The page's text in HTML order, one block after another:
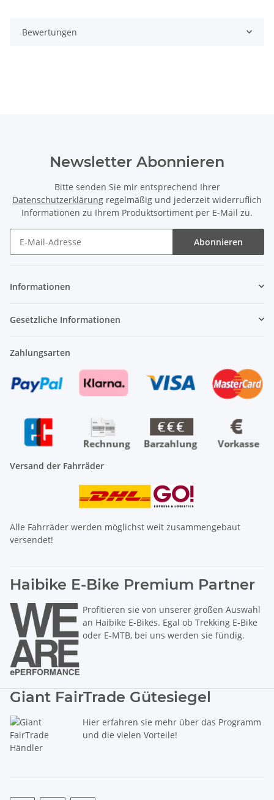
Bewertungen
Newsletter Abonnieren
Bitte senden Sie mir entsprechend Ihrer
Datenschutzerklärung regelmäßig und jederzeit widerruflich
Informationen zu Ihrem Produktsortiment per E-Mail zu.
Abonnieren
Informationen
Gesetzliche Informationen
Zahlungsarten
Versand der Fahrräder
Alle Fahrräder werden möglichst weit zusammengebaut
versendet!
Haibike E-Bike Premium Partner
Profitieren sie von unserer großen Auswahl
an Haibike E-Bikes. Egal ob Trekking E-Bike
oder E-MTB, bei uns werden sie fündig.
Giant FairTrade Gütesiegel
Hier erfahren sie mehr über das Programm
und die vielen Vorteile!